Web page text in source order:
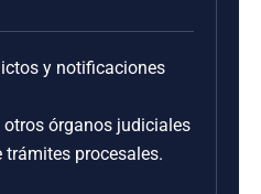
y notificaciones
órganos judiciales
trámites procesales.